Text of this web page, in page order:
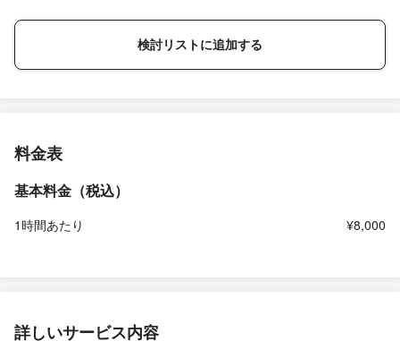
検討リストに追加する
料金表
基本料金（税込）
1時間あたり ¥8,000
詳しいサービス内容